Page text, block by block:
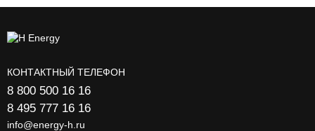
КОНТАКТНЫЙ ТЕЛЕФОН
8 800 500 16 16
8 495 777 16 16
info@energy-h.ru